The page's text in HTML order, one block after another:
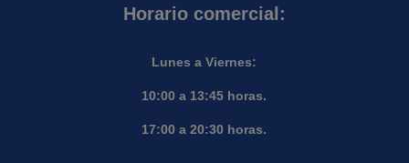
Horario comercial:
Lunes a Viernes:
10:00 a 13:45 horas.
17:00 a 20:30 horas.